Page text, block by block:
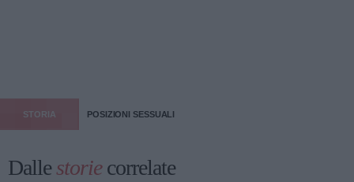
STORIA POSIZIONI SESSUALI
Dallestoriecorrelate